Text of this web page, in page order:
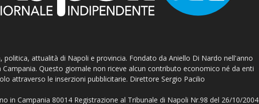
attualità di Napoli e provincia. Fondato da Aniello Di Nardo nell'anno
Questo giornale non riceve alcun contributo economico né da enti
attraverso le inserzioni pubblicitarie. Direttore Sergio Pacilio
in Campania 80014 Registrazione al Tribunale di Napoli Nr.98 del 26/10/2004